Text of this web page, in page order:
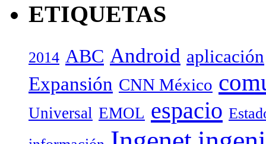
ETIQUETAS
2014 ABC Android aplicación
Expansión CNN México
Universal EMOL espacio